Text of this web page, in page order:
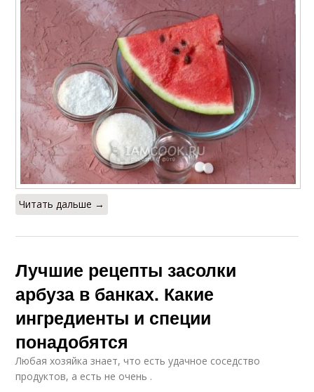
Читать дальше →
Лучшие рецепты засолки
арбуза в банках. Какие
ингредиенты и специи
понадобятся
Любая хозяйка знает, что есть удачное соседство
продуктов, а есть не очень .